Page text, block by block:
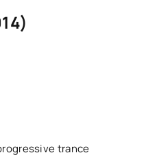
trance